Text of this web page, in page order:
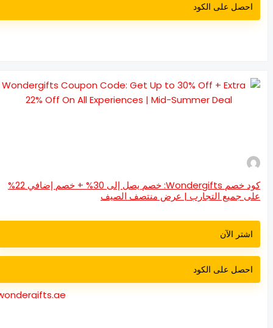
احصل على الكود
كود خصم Wondergifts: خصم يصل إلى 30% + خصم إضافي 22%
جميع التجارب | عرض منتصف الصيف
اشتر الآن
احصل على الكود
wondergifts.ae